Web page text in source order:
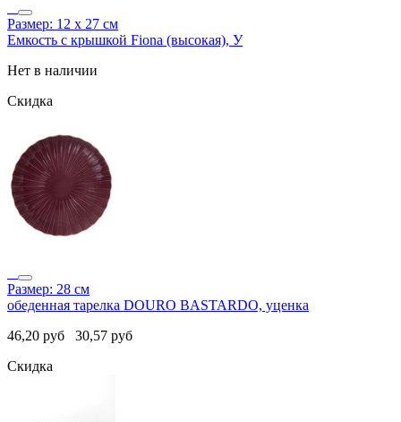
Размер: 12 х 27 см
Емкость с крышкой Fiona (высокая), У
Нет в наличии
Скидка
Размер: 28 см
обеденная тарелка DOURO BASTARDO, уценка
46,20 руб 30,57 руб
Скидка